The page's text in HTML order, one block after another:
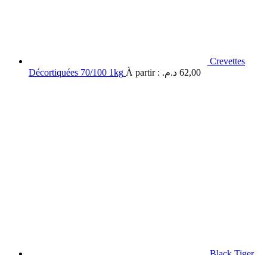
Crevettes
Décortiquées 70/100 1kg À partir : 62,00 د.م.